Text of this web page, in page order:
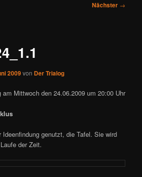
Nächster →
2009von Der Trialog
am Mittwoch den 24.06.2009 um 20:00 Uhr
genutzt, die Tafel. Sie wird
der Zeit.